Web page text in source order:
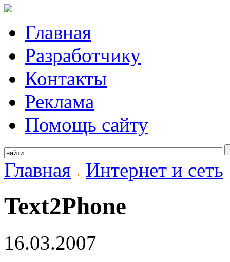
Главная
Разработчику
Контакты
Реклама
Помощь сайту
Главная Интернет и сеть
Text2Phone
16.03.2007